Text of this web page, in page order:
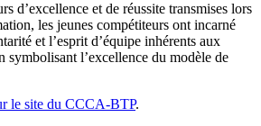
d’excellence et de réussite transmises lors
les jeunes compétiteurs ont incarné
et l’esprit d’équipe inhérents aux
symbolisant l’excellence du modèle de
le site du CCCA-BTP.